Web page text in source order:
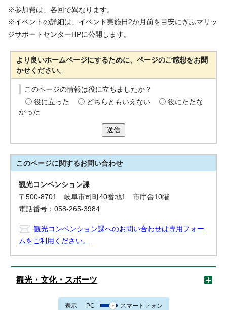
※参加費は、各回で異なります。
※イベントの詳細は、イベント実施日2か月前を目安にぎふマリッ
ジサポートセンターHPに公開します。
より良いホームページにするために、ページのご感想をお聞
かせください。
このページの情報は役に立ちましたか？
役に立った
どちらともいえない
役にたたな
かった
送信
このページに関するお問い合わせ
観光コンベンション課
〒500-8701 岐阜市司町40番地1 市庁舎10階
電話番号：058-265-3984
観光コンベンション課へのお問い合わせは専用フォー
ムをご利用ください。
観光・文化・スポーツ
表示 PC スマートフォン